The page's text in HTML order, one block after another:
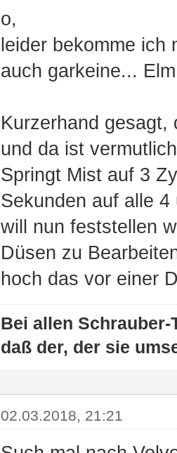
o,
leider bekomme ich
auch garkeine...
Kurzerhand gesagt,
und da ist
Springt Mist auf 3
Sekunden auf alle
will nun feststellen
Düsen zu
hoch das vor einer
Bei allen
daß der, der sie
02.03.2018, 21:21